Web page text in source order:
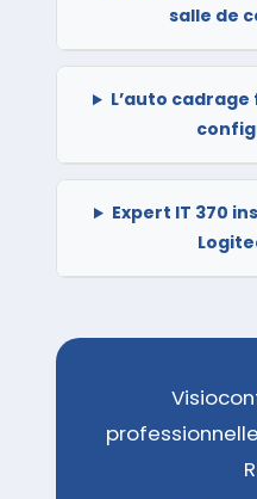
salle de
L’auto
Expert IT 370